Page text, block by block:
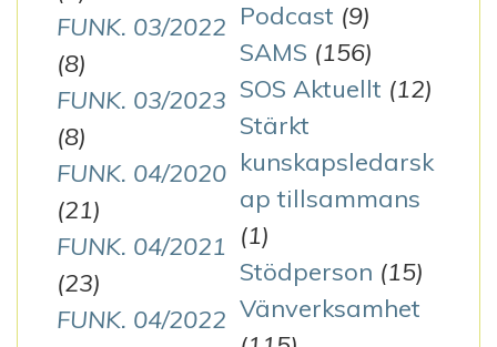
FUNK. 03/2022
(8)
FUNK. 03/2023
(8)
FUNK. 04/2020
(21)
FUNK. 04/2021
(23)
FUNK. 04/2022
Podcast (9)
SAMS (156)
SOS Aktuellt (12)
Stärkt
kunskapsledarsk
ap tillsammans
(1)
Stödperson (15)
Vänverksamhet